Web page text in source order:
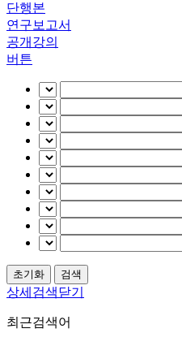
단행본
연구보고서
공개강의
버튼
상세검색닫기
최근검색어